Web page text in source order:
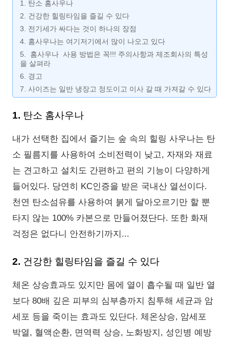
1. 탄소 홈사우나
2. 건강한 힐링타임을 즐길 수 있다
3. 전기세가 싸다는 것이 하나의 장점
4. 홈사우나는 여기저기에서 많이 나오고 있다
5. 홈사우나 사용 방법은 꼭!!! 주의사항과 제조회사의 특성
을 살펴라
6. 경고
7. 사이즈는 일반 냉장고 정도이고 이사 갈 때 가져갈 수 있다
1. 탄소 홈사우나
내가 선택한 집에서 즐기는 숲 속의 힐링 사우나는 탄
소 필름지를 사용하여 소비전력이 낮고, 자재와 재료
는 견고하고 설치도 간편하고 편의 기능이 다양하게
들어있다. 당연히 KC인증을 받은 국내산 열선이다.
천연 탄소섬유를 사용하여 붉게 달아오르기만 할 뿐
타지 않는 100% 카본으로 만들어졌단다. 또한 화재
걱정은 없다니 안전하기까지...
2. 건강한 힐링타임을 즐길 수 있다
체온 상승효과도 있지만 몸에 열이 흡수될 때 일반 열
보다 80배 깊은 피부의 심부층까지 침투해 세균과 암
세포 등을 죽이는 효과도 있단다. 체온상승, 암세포
박열, 혈액순환, 면역력 상승, 노화방지, 성인병 예방